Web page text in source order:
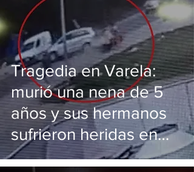
Tragedia en Varela:
murió una nena de 5
años y sus hermanos
sufrieron heridas en
terrible accidente